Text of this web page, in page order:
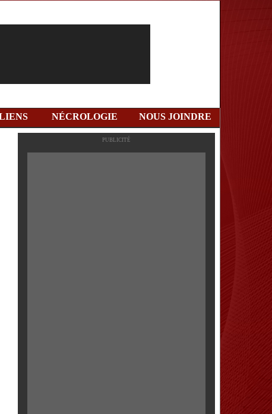
NÉCROLOGIE NOUS JOINDRE
PUBLICITÉ